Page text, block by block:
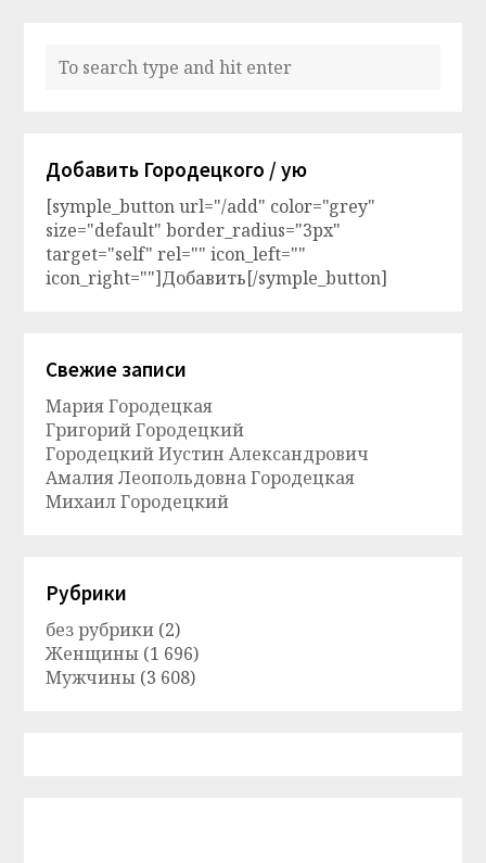
Добавить Городецкого / ую
[symple_button url="/add" color="grey"
size="default" border_radius="3px"
target="self" rel="" icon_left=""
icon_right=""]Добавить[/symple_button]
Свежие записи
Мария Городецкая
Григорий Городецкий
Городецкий Иустин Александрович
Амалия Леопольдовна Городецкая
Михаил Городецкий
Рубрики
без рубрики (2)
Женщины (1 696)
Мужчины (3 608)